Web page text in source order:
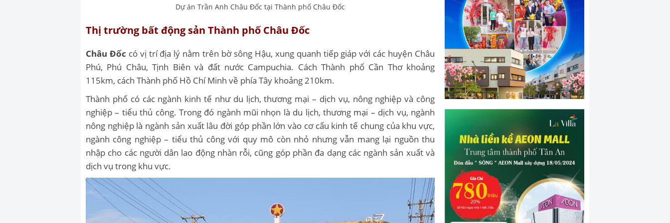
Dự án Trần Anh Châu Đốc tại Thành phố Châu Đốc
Thị trường bất động sản Thành phố Châu Đốc
Châu Đốc có vị trí địa lý nằm trên bờ sông Hậu, xung quanh tiếp giáp với các huyện Châu
Phú, Phú Châu, Tịnh Biên và đất nước Campuchia. Cách Thành phố Cần Thơ khoảng
115km, cách Thành phố Hồ Chí Minh về phía Tây khoảng 210km.
Thành phố có các ngành kinh tế như du lịch, thương mại – dịch vụ, nông nghiệp và công
nghiệp – tiểu thủ công. Trong đó ngành mũi nhọn là du lịch, thương mại – dịch vụ, ngành
nông nghiệp là ngành sản xuất lâu đời góp phần lớn vào cơ cấu kinh tế chung của khu vực,
ngành công nghiệp – tiểu thủ công với quy mô còn nhỏ nhưng vẫn mang lại nguồn thu
nhập cho các người dân lao động nhàn rỗi, cũng góp phần đa dạng các ngành sản xuất và
dịch vụ trong khu vực.